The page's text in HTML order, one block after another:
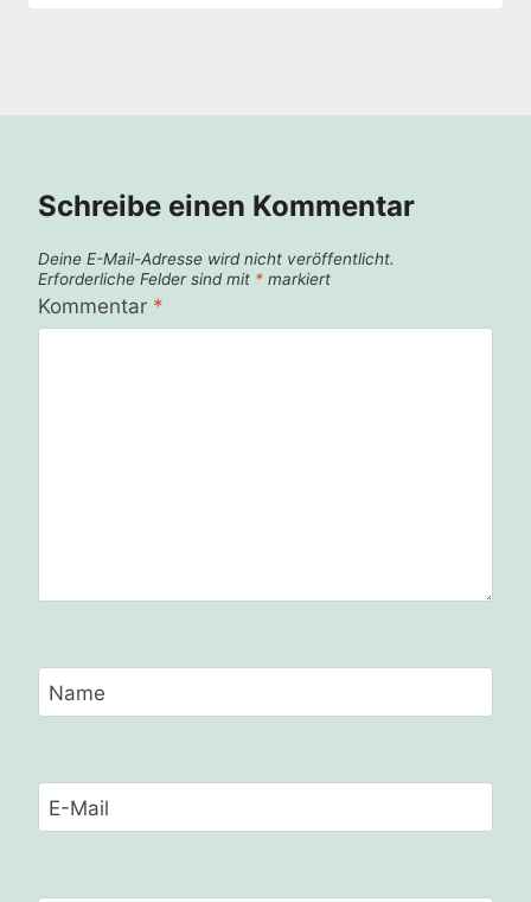
Schreibe einen Kommentar
Deine E-Mail-Adresse wird nicht veröffentlicht.
Erforderliche Felder sind mit * markiert
Kommentar *
Name
E-Mail